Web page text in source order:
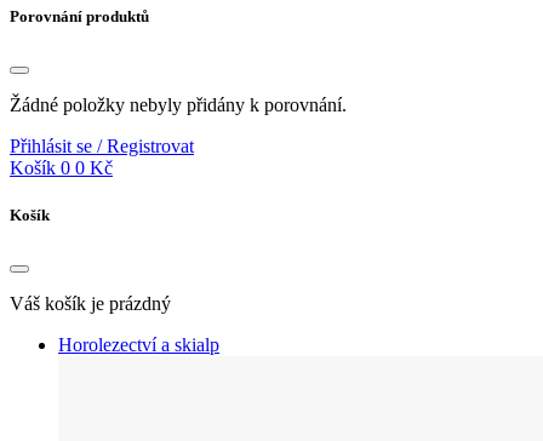
Porovnání produktů
Žádné položky nebyly přidány k porovnání.
Přihlásit se / Registrovat
Košík 0 0 Kč
Košík
Váš košík je prázdný
Horolezectví a skialp